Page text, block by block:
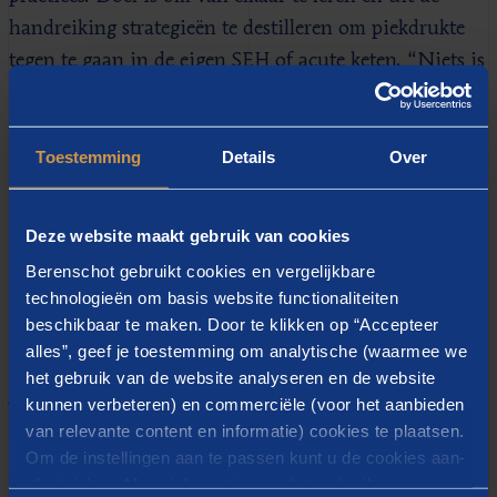
Toestemming Details Over
Deze website maakt gebruik van cookies
Berenschot gebruikt cookies en vergelijkbare
technologieën om basis website functionaliteiten
beschikbaar te maken. Door te klikken op “Accepteer
alles”, geef je toestemming om analytische (waarmee we
het gebruik van de website analyseren en de website
kunnen verbeteren) en commerciële (voor het aanbieden
van relevante content en informatie) cookies te plaatsen.
Om de instellingen aan te passen kunt u de cookies aan-
handreiking strategieën te destilleren om piekdrukte
tegen te gaan in de eigen SEH of acute keten. “Niets is
zo voorspelbaar als de acute zorg”, zei één van de
betrokken SEH-artsen in het onderzoek. Acute
zorgvragen zijn, hoewel beperkt te plannen, wel goed
te voorspellen – tot op het uur nauwkeurig. Hier
verwachte zorgvraag af te stemmen.
Eerste lijn
Twee trends springen eruit in de handreiking: De
eerste betreft het versterken van de eerste lijn. Een